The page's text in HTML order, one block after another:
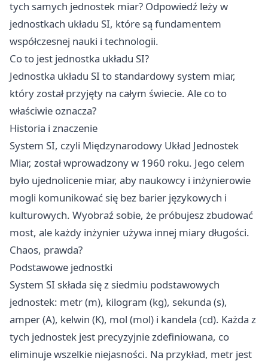
tych samych jednostek miar? Odpowiedź leży w
jednostkach układu SI, które są fundamentem
współczesnej nauki i technologii.
Co to jest jednostka układu SI?
Jednostka układu SI to standardowy system miar,
który został przyjęty na całym świecie. Ale co to
właściwie oznacza?
Historia i znaczenie
System SI, czyli Międzynarodowy Układ Jednostek
Miar, został wprowadzony w 1960 roku. Jego celem
było ujednolicenie miar, aby naukowcy i inżynierowie
mogli komunikować się bez barier językowych i
kulturowych. Wyobraź sobie, że próbujesz zbudować
most, ale każdy inżynier używa innej miary długości.
Chaos, prawda?
Podstawowe jednostki
System SI składa się z siedmiu podstawowych
jednostek: metr (m), kilogram (kg), sekunda (s),
amper (A), kelwin (K), mol (mol) i kandela (cd). Każda z
tych jednostek jest precyzyjnie zdefiniowana, co
eliminuje wszelkie niejasności. Na przykład, metr jest